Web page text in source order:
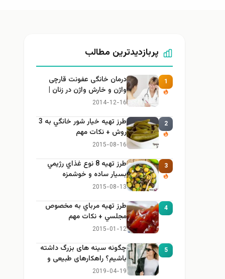
پربازدیدترین مطالب
1
درمان خانگی عفونت قارچی
واژن و خارش واژن در زنان |
راهنمای کامل، ایمن و کاربردی
2014-12-16
2
طرز تهيه خیار شور خانگي به 3
روش + نكات مهم
2015-08-16
3
طرز تهيه 8 نوع غذاي رژيمي
بسيار ساده و خوشمزه
2015-08-13
4
طرز تهيه مرباي به مخصوص
مجلسي + نكات مهم
2015-01-12
5
چگونه سینه های بزرگ داشته
باشیم؟ راهکارهای طبیعی و
خانگی برای بزرگ کردن سینه
2019-04-19